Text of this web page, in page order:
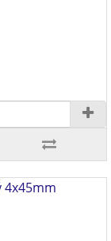
4x45mm